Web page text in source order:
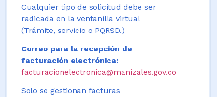
Cualquier tipo de solicitud debe ser
radicada en la ventanilla virtual
(Trámite, servicio o PQRSD.)
Correo para la recepción de
facturación electrónica:
facturacionelectronica@manizales.gov.co
Solo se gestionan facturas